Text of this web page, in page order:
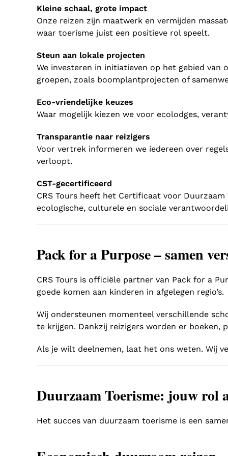
Kleine schaal, grote impact
Onze reizen zijn maatwerk en vermijden
waar toerisme juist een positieve rol speelt.
Steun aan lokale projecten
We investeren in initiatieven op het gebied
groepen, zoals boomplantprojecten of
Eco-vriendelijke keuzes
Waar mogelijk kiezen we voor ecolodges,
Transparantie naar reizigers
Voor vertrek informeren we iedereen over
verloopt.
CST-gecertificeerd
CRS Tours heeft het Certificaat voor
ecologische, culturele en sociale
Pack for a Purpose – samen
CRS Tours is officiële partner van Pack for a
goede komen aan kinderen in afgelegen regio’s.
Wij ondersteunen momenteel verschillende
te krijgen. Dankzij reizigers worden er boeken,
Als je wilt deelnemen, laat het ons weten. Wij
Duurzaam Toerisme: jouw rol
Het succes van duurzaam toerisme is een